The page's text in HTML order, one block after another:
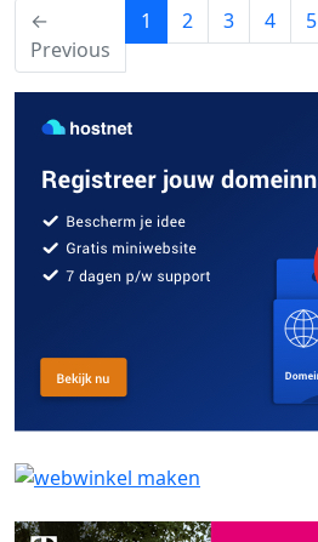
←
Previous
1 (current)
2 3 4 5